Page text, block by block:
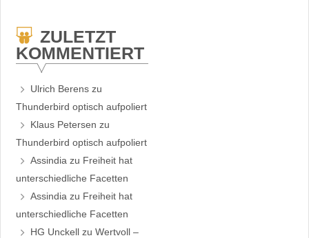
ZULETZT
KOMMENTIERT
Ulrich Berens zu
Thunderbird optisch aufpoliert
Klaus Petersen zu
Thunderbird optisch aufpoliert
Assindia zu Freiheit hat
unterschiedliche Facetten
Assindia zu Freiheit hat
unterschiedliche Facetten
HG Unckell zuWertvoll –